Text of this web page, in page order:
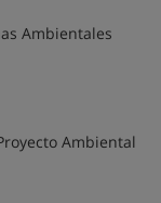
Ambientales
Ambiental